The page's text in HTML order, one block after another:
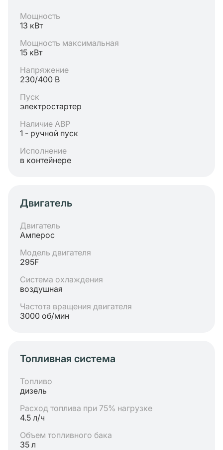
Мощность
13 кВт
Мощность максимальная
15 кВт
Напряжение
230/400 В
Пуск
электростартер
Наличие АВР
1 - ручной пуск
Исполнение
в контейнере
Двигатель
Двигатель
Амперос
Модель двигателя
295F
Система охлаждения
воздушная
Частота вращения двигателя
3000 об/мин
Топливная система
Топливо
дизель
Расход топлива при 75% нагрузке
4.5 л/ч
Объем топливного бака
35 л